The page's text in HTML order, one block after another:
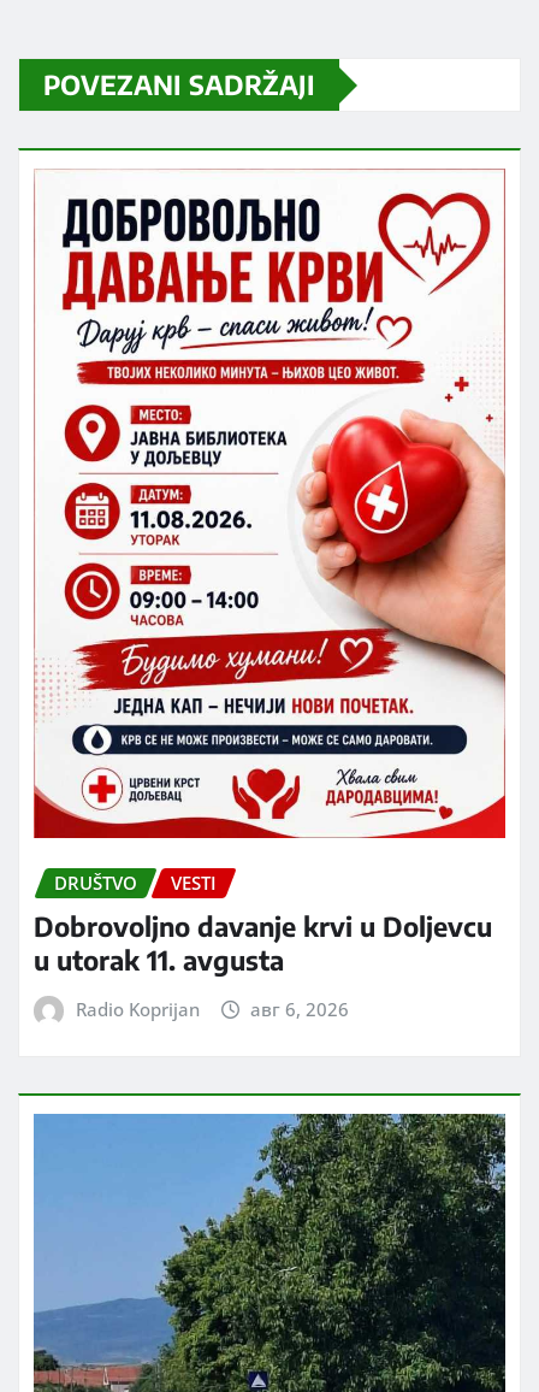
POVEZANI SADRŽAJI
DRUŠTVO VESTI
Dobrovoljno davanje krvi u Doljevcu
u utorak 11. avgusta
Radio Koprijan авг 6, 2026